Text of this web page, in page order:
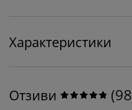
Характеристики
Отзиви (98